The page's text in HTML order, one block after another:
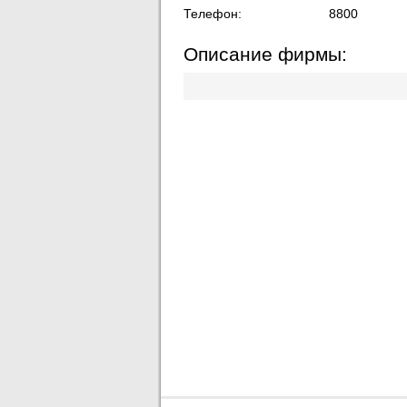
Телефон: 8800
Описание фирмы: